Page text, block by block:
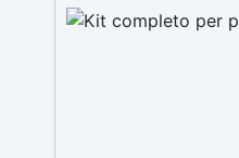
materiali. Certificata
sicura per il contatto